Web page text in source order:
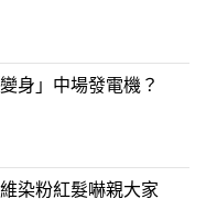
身」中場發電機？
染粉紅髮嚇親大家